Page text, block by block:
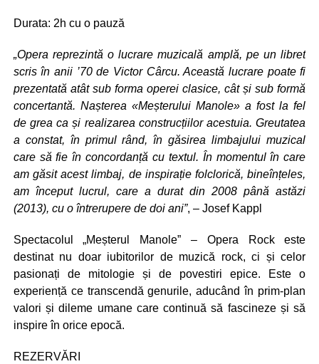
Durata: 2h cu o pauză
„Opera reprezintă o lucrare muzicală amplă, pe un libret
scris în anii ’70 de Victor Cârcu. Această lucrare poate fi
prezentată atât sub forma operei clasice, cât și sub formă
concertantă. Nașterea «Meșterului Manole» a fost la fel
de grea ca și realizarea construcțiilor acestuia. Greutatea
a constat, în primul rând, în găsirea limbajului muzical
care să fie în concordanță cu textul. În momentul în care
am găsit acest limbaj, de inspirație folclorică, bineînțeles,
am început lucrul, care a durat din 2008 până astăzi
(2013), cu o întrerupere de doi ani”, – Josef Kappl
Spectacolul „Meșterul Manole” – Opera Rock este
destinat nu doar iubitorilor de muzică rock, ci și celor
pasionați de mitologie și de povestiri epice. Este o
experiență ce transcendă genurile, aducând în prim-plan
valori și dileme umane care continuă să fascineze și să
inspire în orice epocă.
REZERVĂRI